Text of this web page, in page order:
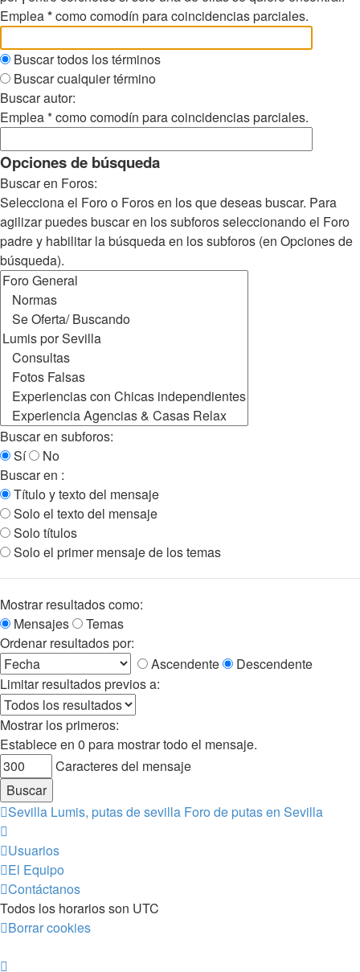
Emplea*como comodín para coincidencias parciales.
Buscar todos los términos
Buscar cualquier término
Buscar autor:
Emplea * como comodín para coincidencias parciales.
Opciones de búsqueda
Buscar en Foros:
Selecciona el Foro o Foros en los que deseas buscar. Para
agilizar puedes buscar en los subforos seleccionando el Foro
padre y habilitar la búsqueda en los subforos (en Opciones de
búsqueda).
Buscar en subforos:
Sí
No
Buscar en :
Título y texto del mensaje
Solo el texto del mensaje
Solo títulos
Solo el primer mensaje de los temas
Mostrar resultados como:
Mensajes
Temas
Ordenar resultados por:
Ascendente
Descendente
Limitar resultados previos a:
Mostrar los primeros:
Establece en 0 para mostrar todo el mensaje.
Caracteres del mensaje
Sevilla Lumis, putas de sevilla Foro de putas en Sevilla
Usuarios
El Equipo
Contáctanos
Todos los horarios son UTC
Borrar cookies